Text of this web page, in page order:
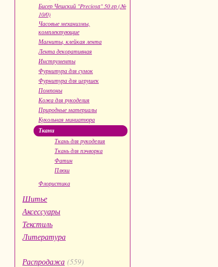
Бисер Чешский "Preciosa" 50 гр (№
10/0)
Часовые механизмы,
комплектующие
Магниты, клейкая лента
Лента декоративная
Инструменты
Фурнитура для сумок
Фурнитура для игрушек
Помпоны
Кожа для рукоделия
Природные материалы
Кукольная миниатюра
Ткани
Ткань для рукоделия
Ткань для пэчворка
Фатин
Плюш
Флористика
Шитье
Аксессуары
Текстиль
Литература
Распродажа (559)